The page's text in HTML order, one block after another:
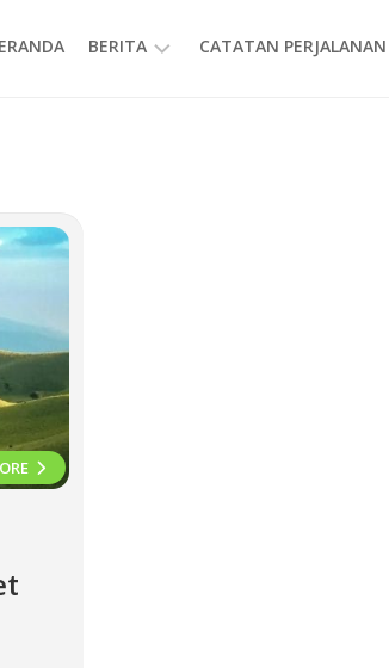
BERITA CATATAN PERJALANAN